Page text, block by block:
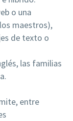
o una
maestros),
de texto o
las familias
entre